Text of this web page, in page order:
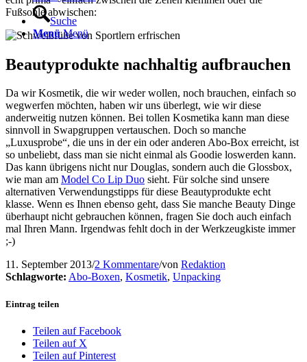
Suche
Menü Menü
Fußsohle abwischen:
Beautyprodukte nachhaltig aufbrauchen
Da wir Kosmetik, die wir weder wollen, noch brauchen, einfach so
wegwerfen möchten, haben wir uns überlegt, wie wir diese
anderweitig nutzen können. Bei tollen Kosmetika kann man diese
sinnvoll in Swapgruppen vertauschen. Doch so manche
„Luxusprobe“, die uns in der ein oder anderen Abo-Box erreicht, ist
so unbeliebt, dass man sie nicht einmal als Goodie loswerden kann.
Das kann übrigens nicht nur Douglas, sondern auch die Glossbox,
wie man am Model Co Lip Duo sieht. Für solche sind unsere
alternativen Verwendungstipps für diese Beautyprodukte echt
klasse. Wenn es Ihnen ebenso geht, dass Sie manche Beauty Dinge
überhaupt nicht gebrauchen können, fragen Sie doch auch einfach
mal Ihren Mann. Irgendwas fehlt doch in der Werkzeugkiste immer
;-)
11. September 2013/2 Kommentare/von Redaktion
Schlagworte: Abo-Boxen, Kosmetik, Unpacking
Eintrag teilen
Teilen auf Facebook
Teilen auf X
Teilen auf Pinterest